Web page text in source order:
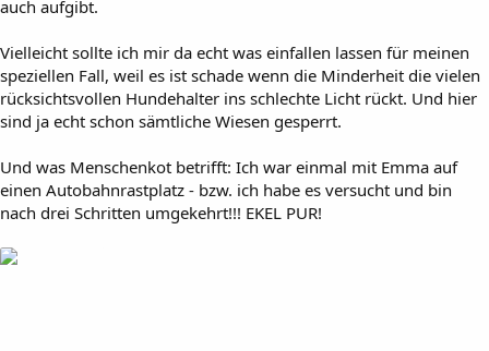
auch aufgibt.
Vielleicht sollte ich mir da echt was einfallen lassen für meinen
speziellen Fall, weil es ist schade wenn die Minderheit die vielen
rücksichtsvollen Hundehalter ins schlechte Licht rückt. Und hier
sind ja echt schon sämtliche Wiesen gesperrt.
Und was Menschenkot betrifft: Ich war einmal mit Emma auf
einen Autobahnrastplatz - bzw. ich habe es versucht und bin
nach drei Schritten umgekehrt!!! EKEL PUR!